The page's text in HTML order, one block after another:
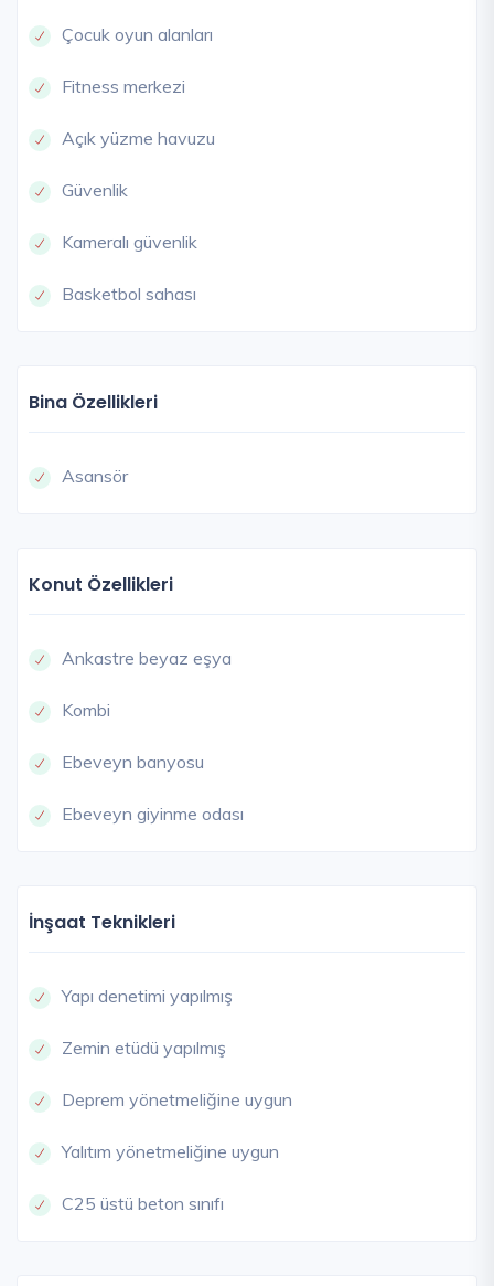
Çocuk oyun alanları
Fitness merkezi
Açık yüzme havuzu
Güvenlik
Kameralı güvenlik
Basketbol sahası
Bina Özellikleri
Asansör
Konut Özellikleri
Ankastre beyaz eşya
Kombi
Ebeveyn banyosu
Ebeveyn giyinme odası
İnşaat Teknikleri
Yapı denetimi yapılmış
Zemin etüdü yapılmış
Deprem yönetmeliğine uygun
Yalıtım yönetmeliğine uygun
C25 üstü beton sınıfı